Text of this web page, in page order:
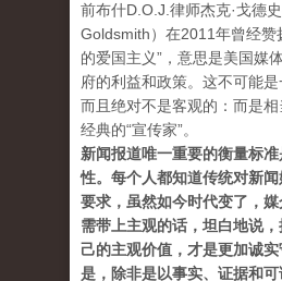
前布什D.O.J.律师杰克·戈德
Goldsmith）在2011年曾经赞
的爱国主义”，意思是美国媒
府的利益和政策。这不可能是
而且绝对不是客观的：而是
经典的“宣传家”。
新闻报道唯一重要的衡量标
性。每个人都知道传统对新
要求，虽然如今时代变了，
需带上主观的话，坦白地说
己的主观价值，才是更加诚
是，除非是以事实、证据和